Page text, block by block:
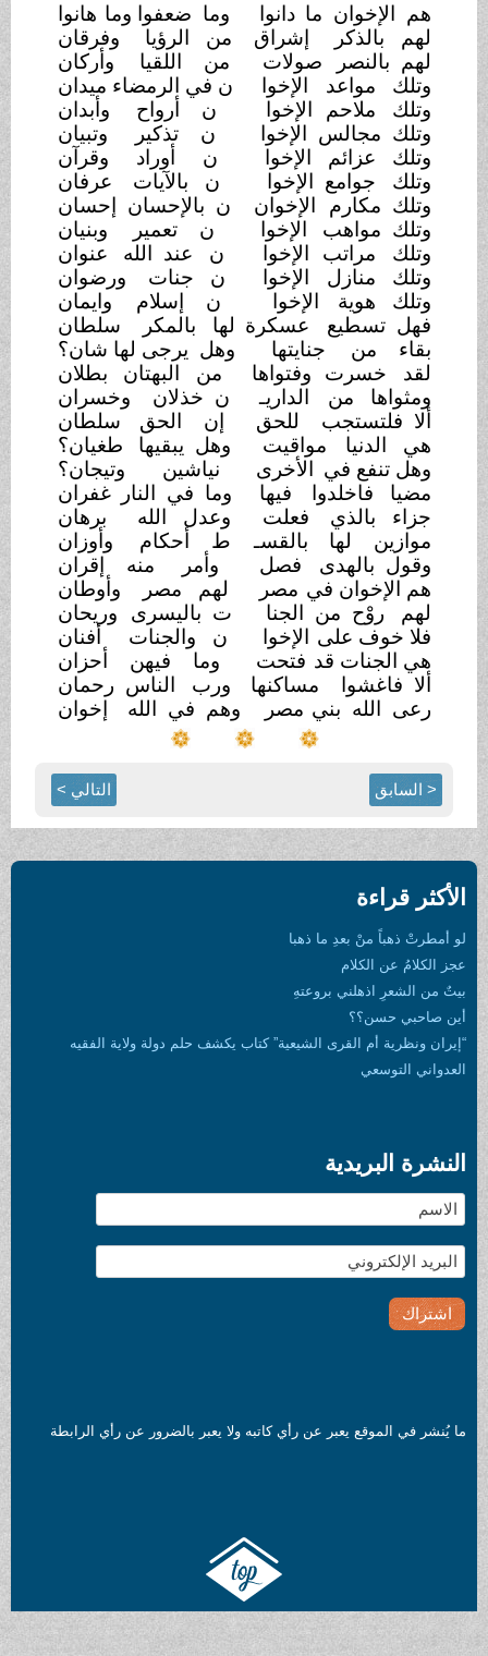
هم الإخوان مادانوا
لهم بالذكر
إشراق
لهم بالنصر صولات
وتلك مواعد الإخوا
وتلك ملاحمالإخوا
وتلك مجالس الإخوا
وتلك عزائم الإخوا
وتلك جوامع الإخوا
وتلك مكارمالإخوان
وتلك مواهبالإخوا
وتلك مراتبالإخوا
وتلك منازل الإخوا
وتلك هويةالإخوا
فهل تسطيع عسكرة
بقاء من
جنايتها
لقد خسرتوفتواها
ومثواها منالداريـ
ألا فلتستجب
للحق
هي الدنيامواقيت
وهل تنفع فيالأخرى
مضيا فاخلدوا فيها
جزاء بالذي
فعلت
موازين لها
بالقسـ
وقول بالهدى فصل
هم الإخوان فيمصر
لهم روْح من الجنا
فلا خوف علىالإخوا
هي الجنات قدفتحت
ألا فاغشوا
مساكنها
رعى الله بنيمصر
وما ضعفوا وماهانوا
من الرؤيا
وفرقان
من اللقيا
وأركان
ن في الرمضاء ميدان
ن أرواح
وأبدان
ن تذكير
وتبيان
ن أوراد وقرآن
ن بالآيات
عرفان
ن بالإحسان إحسان
ن تعمير
وبنيان
ن عند اللهعنوان
ن جنات
ورضوان
ن إسلام
وايمان
لها بالمكر
سلطان
وهل يرجى لها شان؟
من البهتان بطلان
ن خذلان
وخسران
إن الحق سلطان
وهل يبقيهاطغيان؟
نياشين
وتيجان؟
وما في النارغفران
وعدل الله
برهان
ط أحكام
وأوزان
وأمر منه إقران
لهم مصر
وأوطان
ت باليسرىوريحان
ن والجنات
أفنان
وما فيهن أحزان
ورب الناس رحمان
وهم في الله إخوان
< السابق التالي >
الأكثر قراءة
لو أمطرتْ ذهباً منْ بعدِ ما ذهبا
عجز الكلامُ عن الكلام
بيتٌ من الشعرِ اذهلني بروعتهِ
أين صاحبي حسن؟؟
“إيران ونظرية أم القرى الشيعية” كتاب يكشف حلم دولة ولاية الفقيه
العدواني التوسعي
النشرة البريدية
ما يُنشر في الموقع يعبر عن رأي كاتبه ولا يعبر بالضرور عن رأي الرابطة